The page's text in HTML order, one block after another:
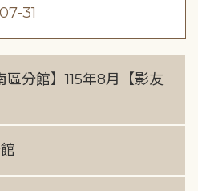
31
區分館】115年8月【影友